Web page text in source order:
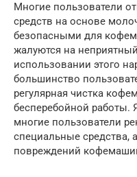
Многие пользователи
средств на основе
безопасными для
жалуются на
использовании этого
большинство
регулярная чистка
бесперебойной работы.
многие пользователи
специальные средства,
повреждений